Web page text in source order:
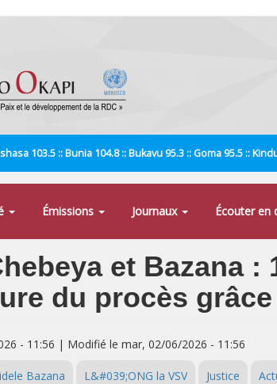
103.5 :: Bunia 104.8 :: Bukavu 95.3 :: Goma 95.5 ::
Émissions Journaux Écouter en
et Bazana :
du procès
- 11:56 | Modifié le mar, 02/06/2026 - 11:56
Bazana L&#039;ONG la VSV Justice